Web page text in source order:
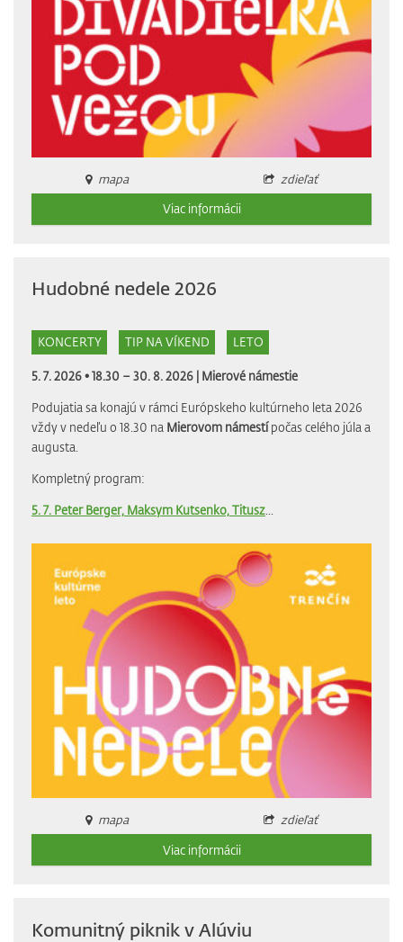
mapa
zdieľať
Viac informácii
Hudobné nedele 2026
KONCERTY TIP NA VÍKEND LETO
5. 7. 2026 • 18.30 – 30. 8. 2026 | Mierové námestie
Podujatia sa konajú v rámci Európskeho kultúrneho leta 2026
vždy v nedeľu o 18.30 na Mierovom námestípočas celého júla a
augusta.
Kompletný program:
5. 7. Peter Berger, Maksym Kutsenko, Titusz
mapa
zdieľať
Viac informácii
Komunitný piknik v Alúviu